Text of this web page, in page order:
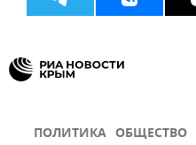
ПОЛИТИКА ОБЩЕСТВО